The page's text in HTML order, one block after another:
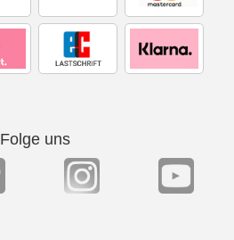
Folge uns